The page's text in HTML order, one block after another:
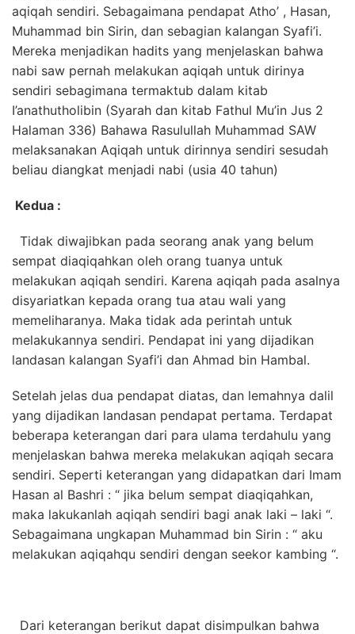
aqiqah sendiri. Sebagaimana pendapat Atho’ , Hasan,
Muhammad bin Sirin, dan sebagian kalangan Syafi’i.
Mereka menjadikan hadits yang menjelaskan bahwa
nabi saw pernah melakukan aqiqah untuk dirinya
sendiri sebagimana termaktub dalam kitab
I’anathutholibin (Syarah dan kitab Fathul Mu’in Jus 2
Halaman 336) Bahawa Rasulullah Muhammad SAW
melaksanakan Aqiqah untuk dirinnya sendiri sesudah
beliau diangkat menjadi nabi (usia 40 tahun)
Kedua :
Tidak diwajibkan pada seorang anak yang belum
sempat diaqiqahkan oleh orang tuanya untuk
melakukan aqiqah sendiri. Karena aqiqah pada asalnya
disyariatkan kepada orang tua atau wali yang
memeliharanya. Maka tidak ada perintah untuk
melakukannya sendiri. Pendapat ini yang dijadikan
landasan kalangan Syafi’i dan Ahmad bin Hambal.
Setelah jelas dua pendapat diatas, dan lemahnya dalil
yang dijadikan landasan pendapat pertama. Terdapat
beberapa keterangan dari para ulama terdahulu yang
menjelaskan bahwa mereka melakukan aqiqah secara
sendiri. Seperti keterangan yang didapatkan dari Imam
Hasan al Bashri : “ jika belum sempat diaqiqahkan,
maka lakukanlah aqiqah sendiri bagi anak laki – laki “.
Sebagaimana ungkapan Muhammad bin Sirin : “ aku
melakukan aqiqahqu sendiri dengan seekor kambing “.
Dari keterangan berikut dapat disimpulkan bahwa